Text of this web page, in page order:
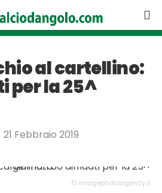
al cartellino:
per la 25^
21 Febbraio 2019
© imagephotoagency.it